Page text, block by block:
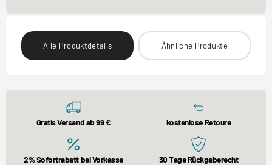
Alle Produktdetails Ähnliche Produkte
Gratis Versand ab 99 € kostenlose Retoure
2% Sofortrabatt bei Vorkasse 30 Tage Rückgaberecht